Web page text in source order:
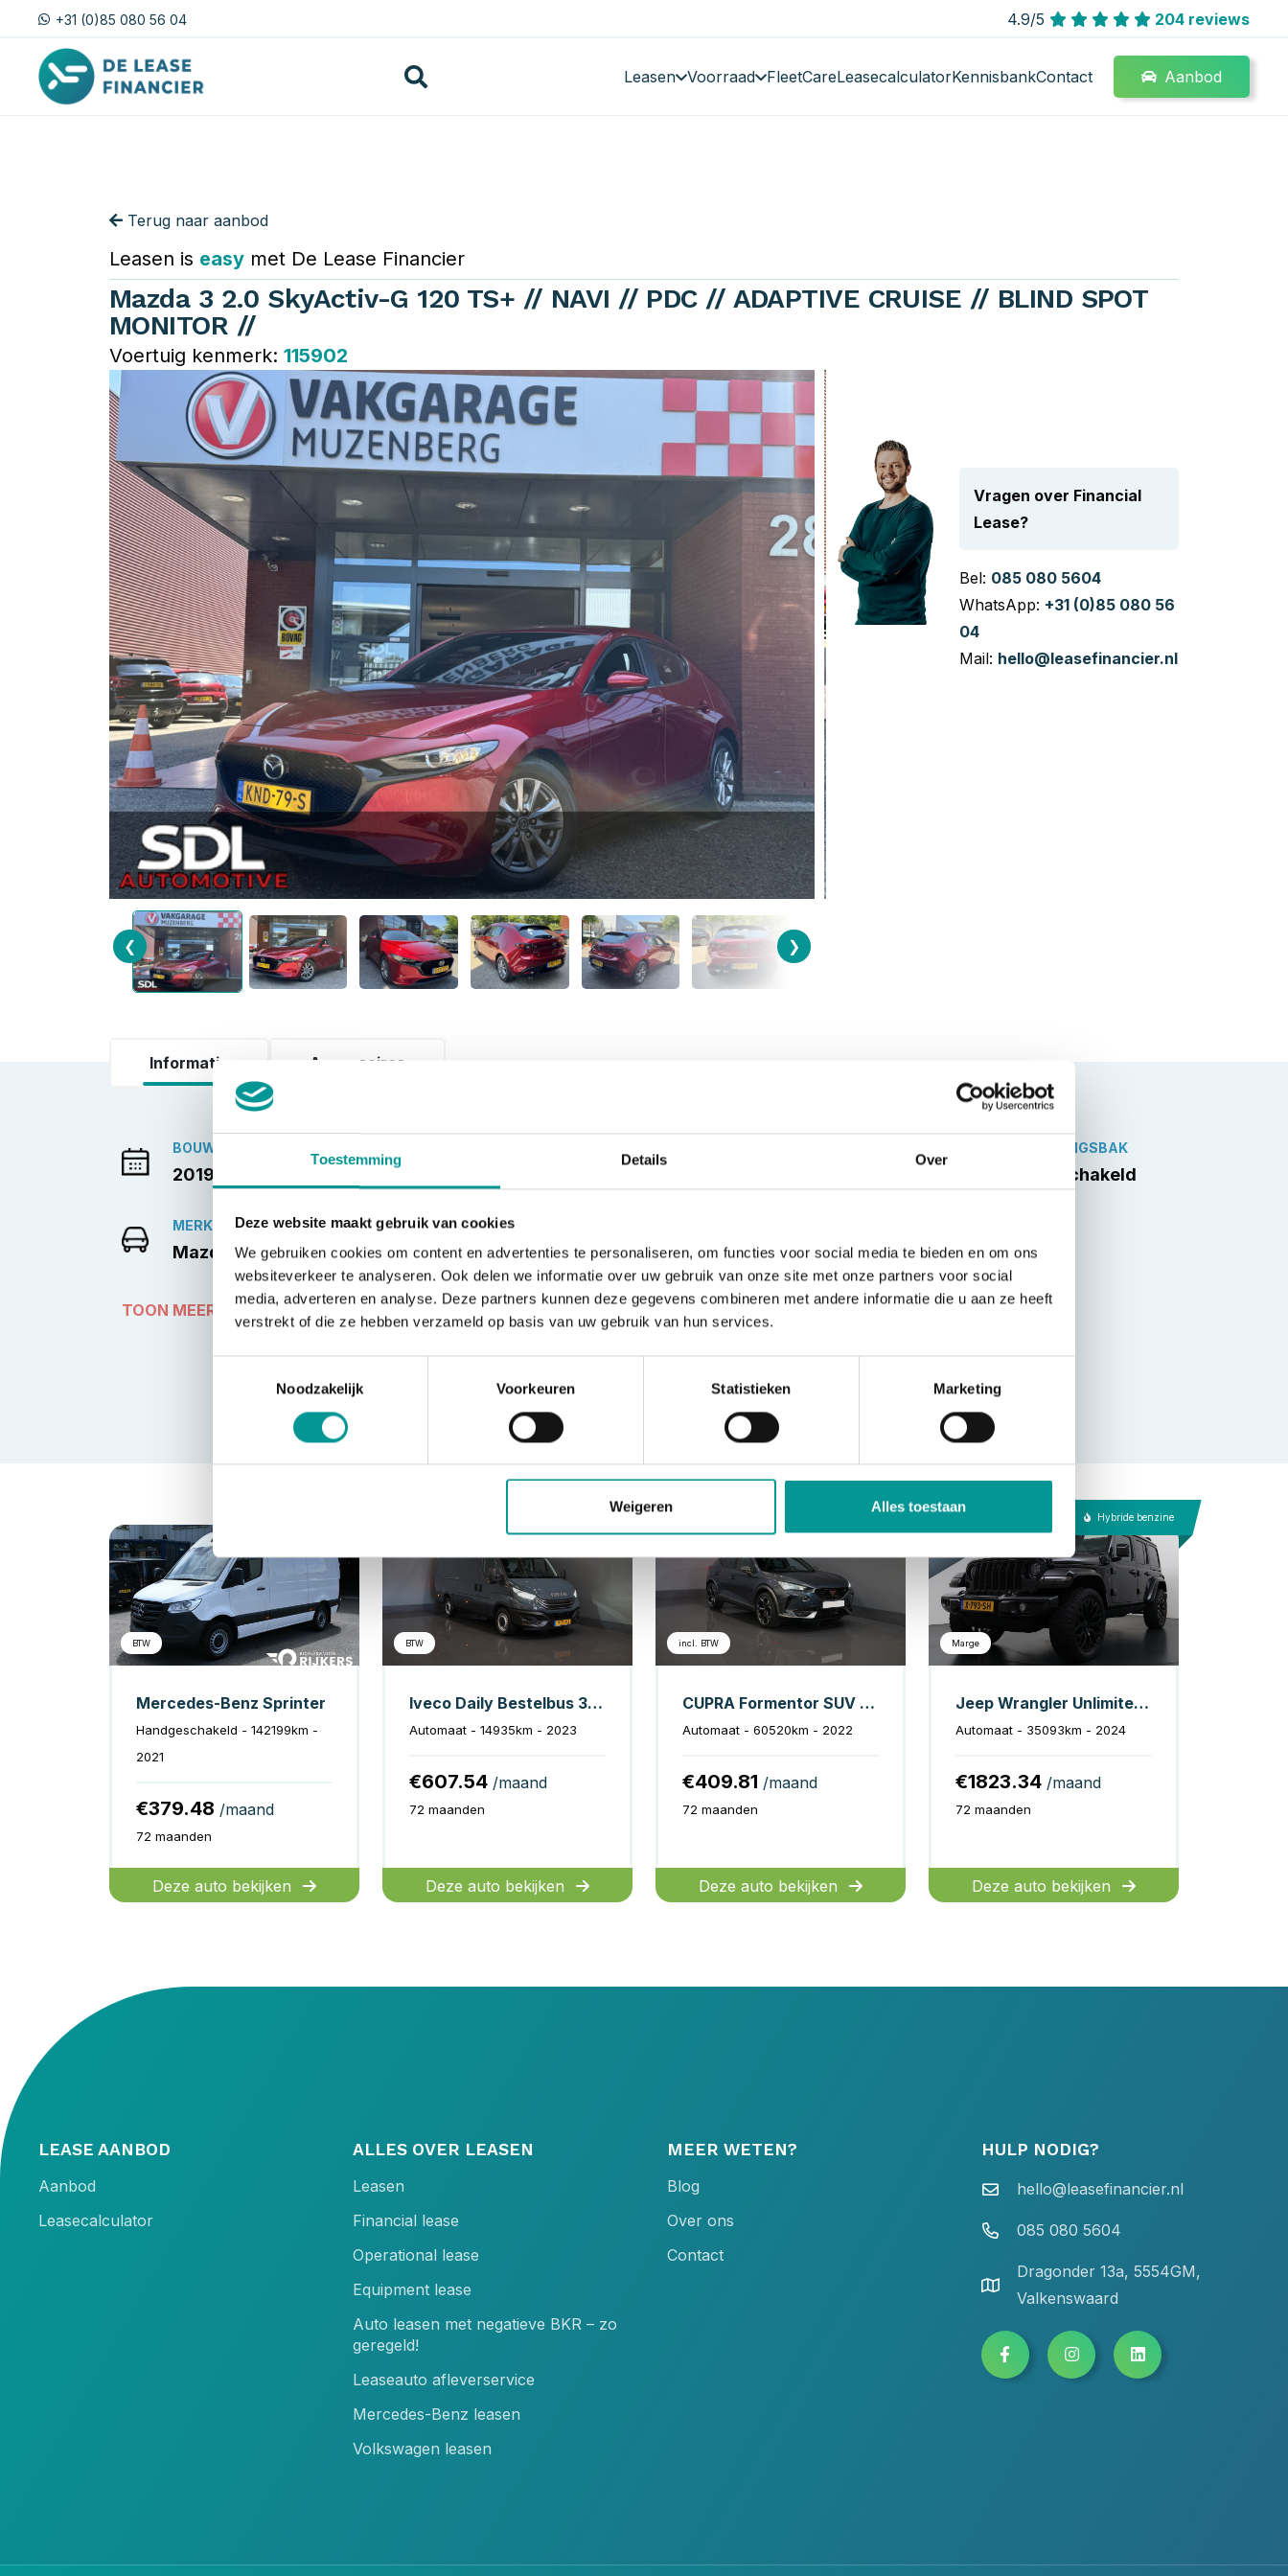
Toestemming Details Over
Deze website maakt gebruik van cookies
We gebruiken cookies om content en advertenties te personaliseren, om functies voor social media te bieden en om ons
websiteverkeer te analyseren. Ook delen we informatie over uw gebruik van onze site met onze partners voor social
media, adverteren en analyse. Deze partners kunnen deze gegevens combineren met andere informatie die u aan ze heeft
verstrekt of die ze hebben verzameld op basis van uw gebruik van hun services.
Noodzakelijk
Voorkeuren Statistieken Marketing
Weigeren Alles toestaan
+31 (0)85 080 56 04 4.9/5 204 reviews
Leasen Voorraad FleetCareLeasecalculatorKennisbankContact Aanbod
Terug naar aanbod
Leasen is easy met De Lease Financier
Mazda 3 2.0 SkyActiv-G 120 TS+ // NAVI // PDC // ADAPTIVE CRUISE // BLIND SPOT
MONITOR //
Voertuig kenmerk: 115902
❮ ❯
Vragen over Financial
Lease?
Bel: 085 080 5604
WhatsApp: +31 (0)85 080 56
04
Mail: hello@leasefinancier.nl
Informatie Accessoires
BOUWJAAR
2019-06-01
VERSNELLINGSBAK
Handgeschakeld
MERK
Mazda
BTW/Marge
Marge €17.945,00
TOON MEER
BTW
Mercedes-Benz Sprinter
Handgeschakeld - 142199km -
2021
€379.48 /maand
72 maanden
Deze auto bekijken
BTW
Iveco Daily Bestelbus 35S21HV 3.0 180 pk Aut. L2H3 LED/ 3.5t Trekverm./ Adapt.Cruise/ Carplay/ Gev.Stoel./ Climate/ Navi/ Camera/ Trekhaak
Automaat - 14935km - 2023
€607.54 /maand
72 maanden
Deze auto bekijken
incl. BTW
CUPRA Formentor SUV 1.4 e-Hybrid 245 pk Copper Edition Pano/ Elek.Trekhaak/ Elek.Klep/ Memory/ Matrix/ Adapt. Cruise/ Carplay/ Camera/ Stoelverw./ S
Automaat - 60520km - 2022
€409.81 /maand
72 maanden
Deze auto bekijken
Hybride benzine
Marge
Jeep Wrangler Unlimited 4xe 380 Rubicon BRUTE
Automaat - 35093km - 2024
€1823.34 /maand
72 maanden
Deze auto bekijken
LEASE AANBOD
Aanbod
Leasecalculator
ALLES OVER LEASEN
Leasen
Financial lease
Operational lease
Equipment lease
Auto leasen met negatieve BKR – zo
geregeld!
Leaseauto afleverservice
Mercedes-Benz leasen
Volkswagen leasen
MEER WETEN?
Blog
Over ons
Contact
HULP NODIG?
hello@leasefinancier.nl
085 080 5604
Dragonder 13a, 5554GM,
Valkenswaard